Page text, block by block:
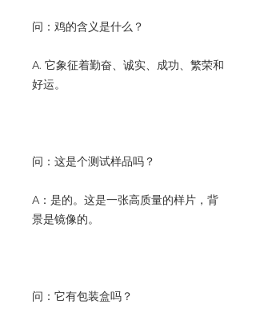
问：鸡的含义是什么？
A. 它象征着勤奋、诚实、成功、繁荣和
好运。
问：这是个测试样品吗？
A：是的。这是一张高质量的样片，背
景是镜像的。
问：它有包装盒吗？